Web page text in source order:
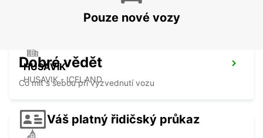
HUSAVIK
HUSAVIK - ICELAND
Pouze nové vozy
Dobré vědět
Co mít s sebou při vyzvednutí vozu
Váš platný řidičský průkaz